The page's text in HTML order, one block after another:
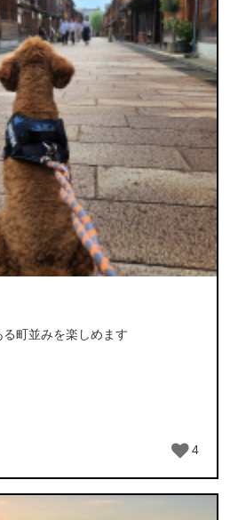
町並みを楽しめます
4